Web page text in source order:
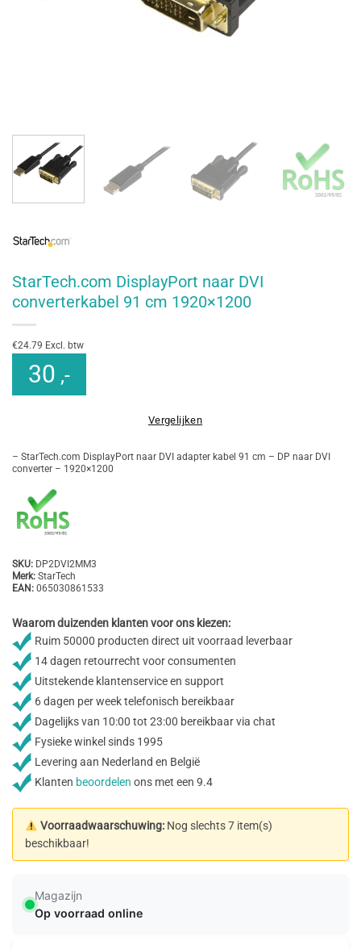
StarTech.com DisplayPort naar DVI
converterkabel 91 cm 1920×1200
€24.79 Excl. btw
30 ,-
Vergelijken
– StarTech.com DisplayPort naar DVI adapter kabel 91 cm – DP naar DVI
converter – 1920×1200
SKU: DP2DVI2MM3
Merk: StarTech
EAN: 065030861533
Waarom duizenden klanten voor ons kiezen:
Ruim 50000 producten direct uit voorraad leverbaar
14 dagen retourrecht voor consumenten
Uitstekende klantenservice en support
6 dagen per week telefonisch bereikbaar
Dagelijks van 10:00 tot 23:00 bereikbaar via chat
Fysieke winkel sinds 1995
Levering aan Nederland en België
Klanten beoordelen ons met een 9.4
Voorraadwaarschuwing: Nog slechts 7 item(s)
beschikbaar!
Magazijn
Op voorraad online